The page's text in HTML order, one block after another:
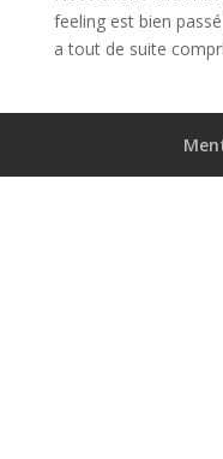
feeling est bien
a tout de suite